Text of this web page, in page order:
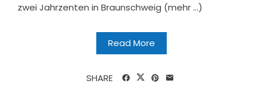
zwei Jahrzenten in Braunschweig (mehr …)
Read More
SHARE